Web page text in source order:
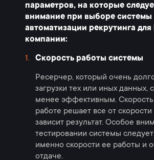
параметров, на которые
внимание при выборе системы
автоматизации рекрутинга для
компании:
Скорость работы системы
Ресерчер, который очень
загрузки тех или иных данных,
менее эффективным.
работе решает все от
зависит результат. Особое
тестировании системы
именно скорости ее работы и
отдаче.